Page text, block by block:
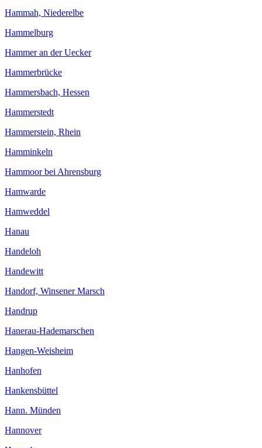
Hammah, Niederelbe
Hammelburg
Hammer an der Uecker
Hammerbrücke
Hammersbach, Hessen
Hammerstedt
Hammerstein, Rhein
Hamminkeln
Hammoor bei Ahrensburg
Hamwarde
Hamweddel
Hanau
Handeloh
Handewitt
Handorf, Winsener Marsch
Handrup
Hanerau-Hademarschen
Hangen-Weisheim
Hanhofen
Hankensbüttel
Hann. Münden
Hannover